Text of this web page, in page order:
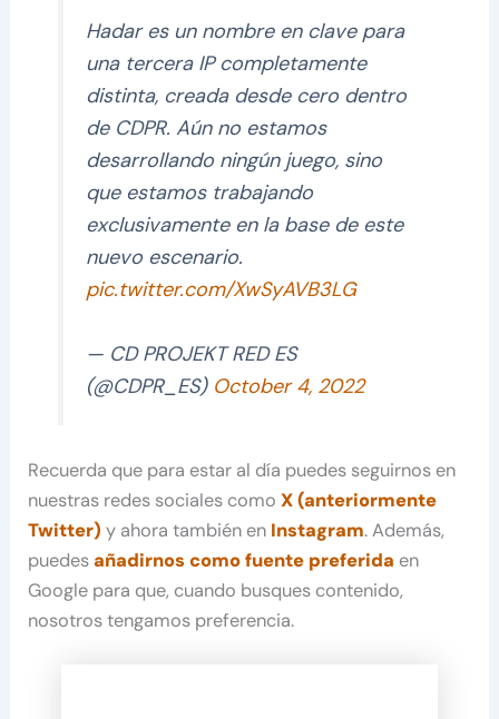
Hadar es un nombre en clave para
una tercera IP completamente
distinta, creada desde cero dentro
de CDPR. Aún no estamos
desarrollando ningún juego, sino
que estamos trabajando
exclusivamente en la base de este
nuevo escenario.
pic.twitter.com/XwSyAVB3LG
— CD PROJEKT RED ES
(@CDPR_ES) October 4, 2022
Recuerda que para estar al día puedes seguirnos en
nuestras redes sociales comoX (anteriormente
Twitter) y ahora también en Instagram. Además,
puedesañadirnos como fuente preferida en
Google para que, cuando busques contenido,
nosotros tengamos preferencia.